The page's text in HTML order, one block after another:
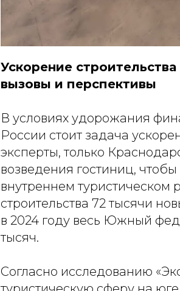
Ускорение
вызовы и перспективы
В условиях удорожания
России стоит задача
эксперты, только
возведения гостиниц,
внутреннем туристическом
строительства 72 тысячи
в 2024 году весь Южный
тысяч.
Согласно исследованию